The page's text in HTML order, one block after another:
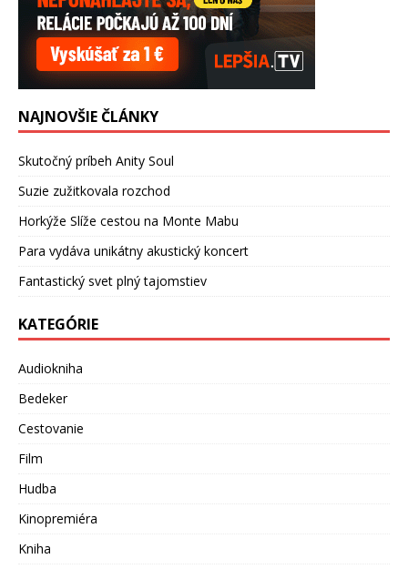
NAJNOVŠIE ČLÁNKY
Skutočný príbeh Anity Soul
Suzie zužitkovala rozchod
Horkýže Slíže cestou na Monte Mabu
Para vydáva unikátny akustický koncert
Fantastický svet plný tajomstiev
KATEGÓRIE
Audiokniha
Bedeker
Cestovanie
Film
Hudba
Kinopremiéra
Kniha